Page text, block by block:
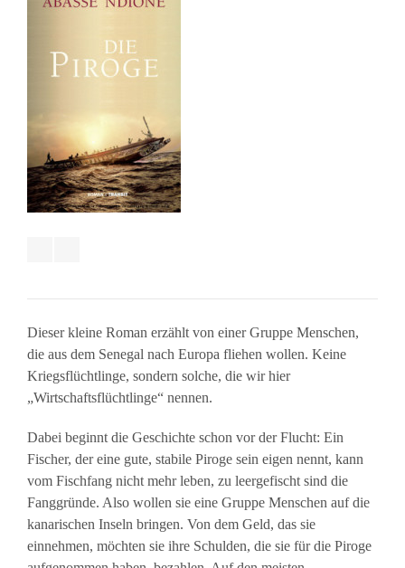
Dieser kleine Roman erzählt von einer Gruppe Menschen,
die aus dem Senegal nach Europa fliehen wollen. Keine
Kriegsflüchtlinge, sondern solche, die wir hier
„Wirtschaftsflüchtlinge“ nennen.
Dabei beginnt die Geschichte schon vor der Flucht: Ein
Fischer, der eine gute, stabile Piroge sein eigen nennt, kann
vom Fischfang nicht mehr leben, zu leergefischt sind die
Fanggründe. Also wollen sie eine Gruppe Menschen auf die
kanarischen Inseln bringen. Von dem Geld, das sie
einnehmen, möchten sie ihre Schulden, die sie für die Piroge